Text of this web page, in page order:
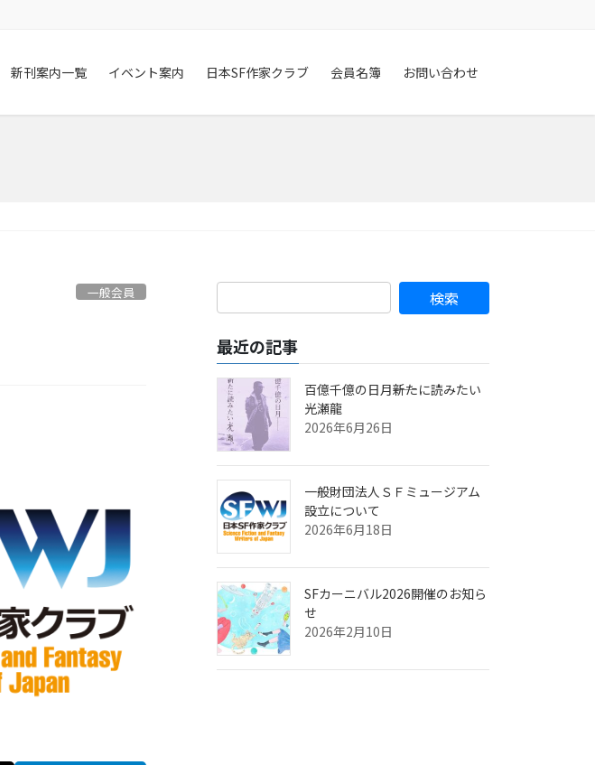
新刊案内一覧 イベント案内 日本SF作家クラブ 会員名簿 お問い合わせ
一般会員
最近の記事
百億千億の日月――新たに読みたい
光瀬龍
2026年6月26日
一般財団法人ＳＦミュージアム
設立について
2026年6月18日
SFカーニバル2026開催のお知ら
せ
2026年2月10日